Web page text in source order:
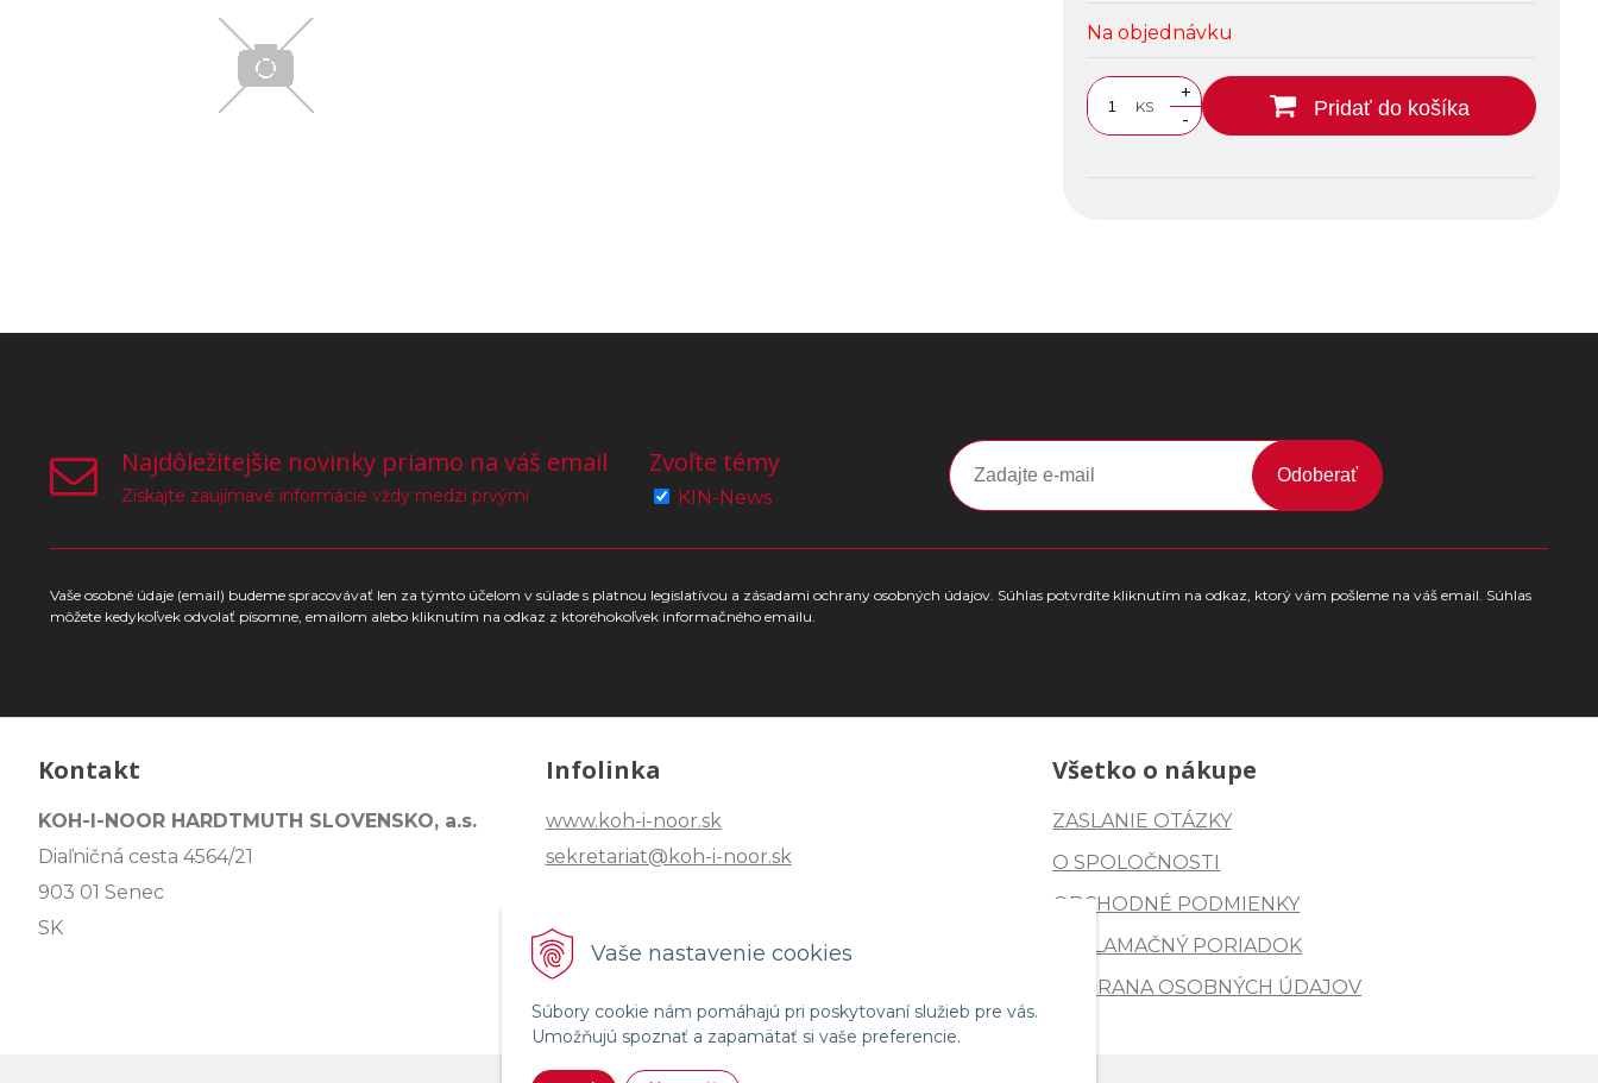
Vaše nastavenie cookies
Súbory cookie nám pomáhajú pri poskytovaní služieb pre vás.
Umožňujú spoznať a zapamätať si vaše preferencie.
Na objednávku
KS
+
-
Pridať do košíka
Najdôležitejšie novinky priamo na váš email
Získajte zaujímavé informácie vždy medzi prvými
Zvoľte témy
KIN-News
Odoberať
Vaše osobné údaje (email) budeme spracovávať len za týmto účelom v súlade s platnou legislatívou a zásadami ochrany osobných údajov. Súhlas potvrdíte kliknutím na odkaz, ktorý vám pošleme na váš email. Súhlas
môžete kedykoľvek odvolať písomne, emailom alebo kliknutím na odkaz z ktoréhokoľvek informačného emailu.
Kontakt
KOH-I-NOOR HARDTMUTH SLOVENSKO, a.s.
Diaľničná cesta 4564/21
903 01 Senec
SK
Infolinka
www.koh-i-noor.sk
sekretariat@koh-i-noor.sk
Tel: +421 2 40252101
Fax: +421 2 44872870
Všetko o nákupe
ZASLANIE OTÁZKY
O SPOLOČNOSTI
OBCHODNÉ PODMIENKY
REKLAMAČNÝ PORIADOK
OCHRANA OSOBNÝCH ÚDAJOV